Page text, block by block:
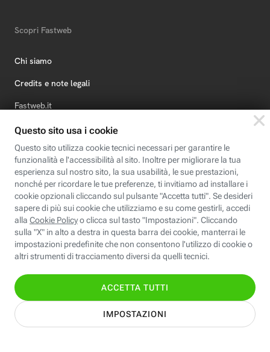
Scopri Fastweb
Chi siamo
Credits e note legali
Fastweb.it
Formazione
Fastweb Digital Academy
STEP FuturAbility District
Insieme, siamo futuro
© Fastweb SpA 2026 - P.IVA 12878470157
Informativa
Modifica